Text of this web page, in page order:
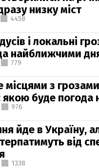
низку міст
4458
і локальні
найближчими
779
місцями з
буде погода
976
йде в Україну,
від
1338